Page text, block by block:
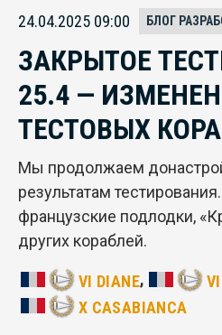
24.04.2025 09:00 БЛОГ
ЗАКРЫТОЕ
25.4 —
ТЕСТОВЫХ
Мы продолжаем
результатам
французские подлодки,
других кораблей.
VI DIANE,
X CASABIANCA